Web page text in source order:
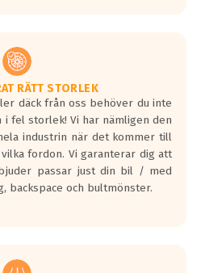
brukar
det finnas
vågar. Hög
svarta vågor
om det är
år 2016.
RÄTT STORLEK
däck från oss behöver du inte
fel storlek! Vi har nämligen den
industrin när det kommer till
fordon. Vi garanterar dig att
passar just din bil / med
backspace och bultmönster.